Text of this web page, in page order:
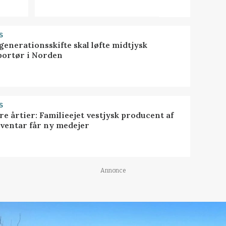
skal løfte midtjysk
i Norden
årtier: Familieejet vestjysk producent af
får ny medejer
Annonce